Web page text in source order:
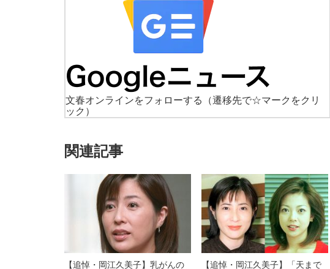
文春オンラインをフォローする
（遷移先で☆マークをクリ
ック）
関連記事
【追悼・岡江久美子】乳がんの
【追悼・岡江久美子】「天まで